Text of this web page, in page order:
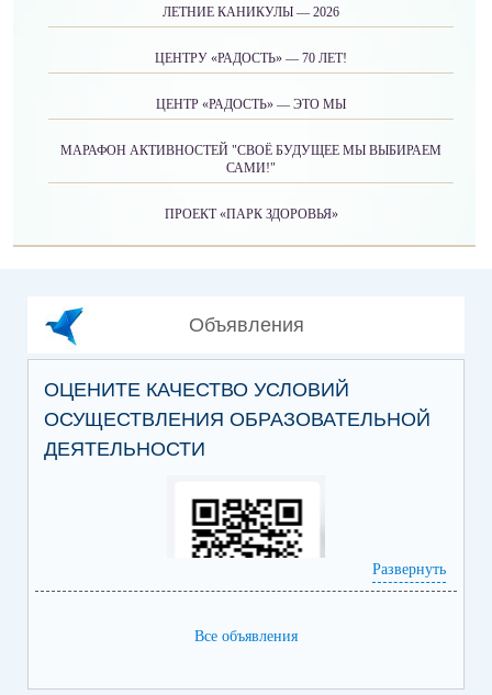
ЛЕТНИЕ КАНИКУЛЫ — 2026
ЦЕНТРУ «РАДОСТЬ» — 70 ЛЕТ!
ЦЕНТР «РАДОСТЬ» — ЭТО МЫ
МАРАФОН АКТИВНОСТЕЙ "СВОЁ БУДУЩЕЕ МЫ ВЫБИРАЕМ
САМИ!"
ПРОЕКТ «ПАРК ЗДОРОВЬЯ»
Объявления
ОЦЕНИТЕ КАЧЕСТВО УСЛОВИЙ
ОСУЩЕСТВЛЕНИЯ ОБРАЗОВАТЕЛЬНОЙ
ДЕЯТЕЛЬНОСТИ
Развернуть
Все объявления